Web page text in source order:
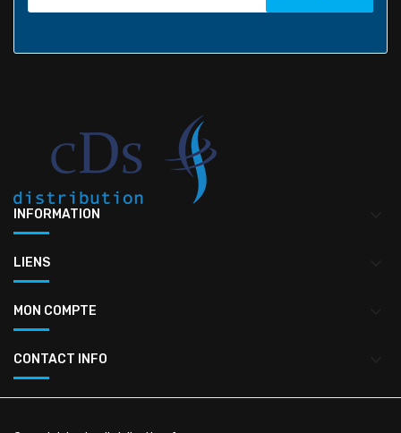
INFORMATION
LIENS
MON COMPTE
CONTACT INFO